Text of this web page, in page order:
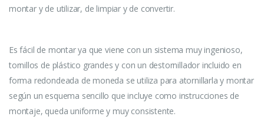
montar y de utilizar, de limpiar y de convertir.
Es fácil de montar ya que viene con un sistema muy ingenioso,
tornillos de plástico grandes y con un destornillador incluido en
forma redondeada de moneda se utiliza para atornillarla y montar
según un esquema sencillo que incluye como instrucciones de
montaje, queda uniforme y muy consistente.